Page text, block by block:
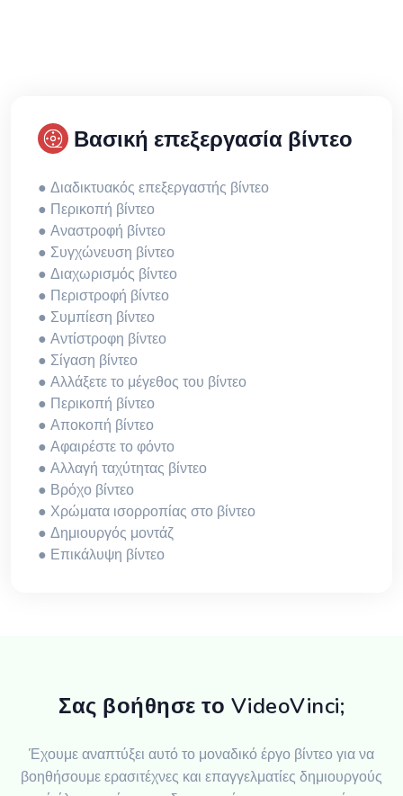
Βασική επεξεργασία βίντεο
● Διαδικτυακός επεξεργαστής βίντεο
● Περικοπή βίντεο
● Αναστροφή βίντεο
● Συγχώνευση βίντεο
● Διαχωρισμός βίντεο
● Περιστροφή βίντεο
● Συμπίεση βίντεο
● Αντίστροφη βίντεο
● Σίγαση βίντεο
● Αλλάξετε το μέγεθος του βίντεο
● Περικοπή βίντεο
● Αποκοπή βίντεο
● Αφαιρέστε το φόντο
● Αλλαγή ταχύτητας βίντεο
● Βρόχο βίντεο
● Χρώματα ισορροπίας στο βίντεο
● Δημιουργός μοντάζ
● Επικάλυψη βίντεο
Σας βοήθησε το VideoVinci;
Έχουμε αναπτύξει αυτό το μοναδικό έργο βίντεο για να
βοηθήσουμε ερασιτέχνες και επαγγελματίες δημιουργούς